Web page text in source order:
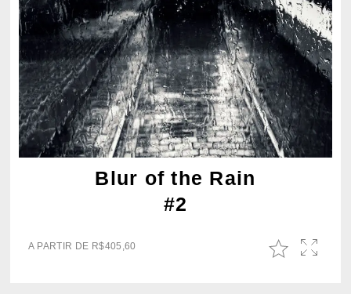
Blur of the Rain
#2
A PARTIR DE R$405,60